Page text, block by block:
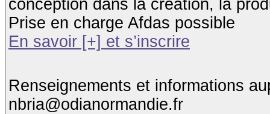
conception dans la création, la
Prise en charge Afdas possible
En savoir [+] et s’inscrire
Renseignements et informations
nbria@odianormandie.fr